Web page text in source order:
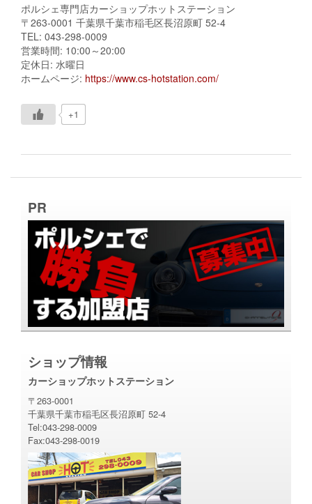
ポルシェ専門店カーショップホットステーション
〒263-0001 千葉県千葉市稲毛区長沼原町 52-4
TEL: 043-298-0009
営業時間: 10:00～20:00
定休日: 水曜日
ホームページ: https://www.cs-hotstation.com/
+1
PR
ショップ情報
カーショップホットステーション
〒263-0001
千葉県千葉市稲毛区長沼原町 52-4
Tel:043-298-0009
Fax:043-298-0019